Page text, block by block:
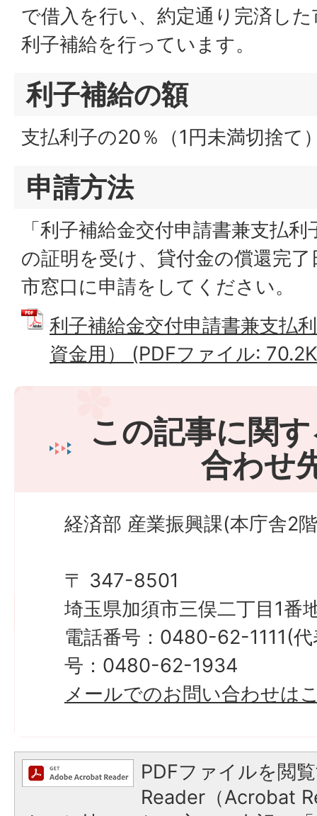
で借入を行い、約定通り完済し
利子補給を行っています。
利子補給の額
支払利子の20％（1円未満切捨て
申請方法
「利子補給金交付申請書兼支払
の証明を受け、貸付金の償還完了
市窓口に申請をしてください。
利子補給金交付申請書兼支払
資金用） (PDFファイル:
この記事に関
合わせ
経済部 産業振興課(本庁舎2
〒 347-8501
埼玉県加須市三俣二丁目1番
電話番号：0480-62-1111(
号：0480-62-1934
メールでのお問い合わせは
PDFファイルを閲
Reader（Acrobat